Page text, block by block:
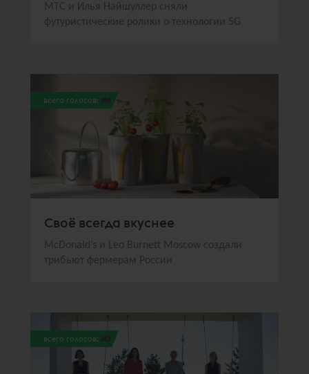
МТС и Илья Найшуллер сняли
футуристические ролики о технологии 5G
всего голосов: 188
Своё всегда вкуснее
McDonald’s и Leo Burnett Moscow создали
трибьют фермерам России
всего голосов: 183